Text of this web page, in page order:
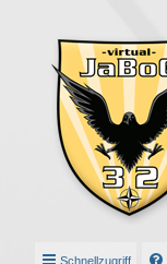
Schnellzugriff